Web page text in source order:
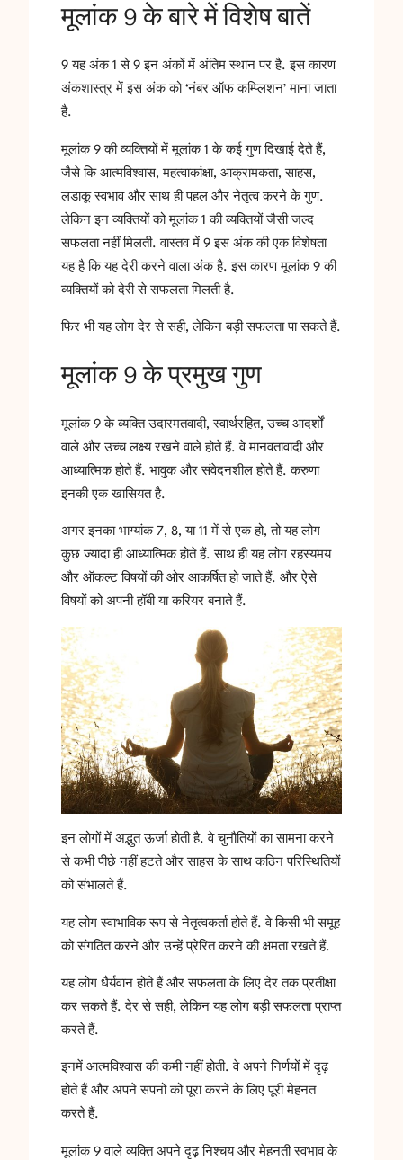
मूलांक 9 के बारे में विशेष बातें
9 यह अंक 1 से 9 इन अंकों में अंतिम स्थान पर है. इस कारण
अंकशास्त्र में इस अंक को ‘नंबर ऑफ कम्प्लिशन’ माना जाता
है.
मूलांक 9 की व्यक्तियों में मूलांक 1 के कई गुण दिखाई देते हैं,
जैसे कि आत्मविश्वास, महत्वाकांक्षा, आक्रामकता, साहस,
लडाकू स्वभाव और साथ ही पहल और नेतृत्व करने के गुण.
लेकिन इन व्यक्तियों को मूलांक 1 की व्यक्तियों जैसी जल्द
सफलता नहीं मिलती. वास्तव में 9 इस अंक की एक विशेषता
यह है कि यह देरी करने वाला अंक है. इस कारण मूलांक 9 की
व्यक्तियों को देरी से सफलता मिलती है.
फिर भी यह लोग देर से सही, लेकिन बड़ी सफलता पा सकते हैं.
मूलांक 9 के प्रमुख गुण
मूलांक 9 के व्यक्ति उदारमतवादी, स्वार्थरहित, उच्च आदर्शों
वाले और उच्च लक्ष्य रखने वाले होते हैं. वे मानवतावादी और
आध्यात्मिक होते हैं. भावुक और संवेदनशील होते हैं. करुणा
इनकी एक खासियत है.
अगर इनका भाग्यांक 7, 8, या 11 में से एक हो, तो यह लोग
कुछ ज्यादा ही आध्यात्मिक होते हैं. साथ ही यह लोग रहस्यमय
और ऑकल्ट विषयों की ओर आकर्षित हो जाते हैं. और ऐसे
विषयों को अपनी हॉबी या करियर बनाते हैं.
इन लोगों में अद्भुत ऊर्जा होती है. वे चुनौतियों का सामना करने
से कभी पीछे नहीं हटते और साहस के साथ कठिन परिस्थितियों
को संभालते हैं.
यह लोग स्वाभाविक रूप से नेतृत्वकर्ता होते हैं. वे किसी भी समूह
को संगठित करने और उन्हें प्रेरित करने की क्षमता रखते हैं.
यह लोग धैर्यवान होते हैं और सफलता के लिए देर तक प्रतीक्षा
कर सकते हैं. देर से सही, लेकिन यह लोग बड़ी सफलता प्राप्त
करते हैं.
इनमें आत्मविश्वास की कमी नहीं होती. वे अपने निर्णयों में दृढ़
होते हैं और अपने सपनों को पूरा करने के लिए पूरी मेहनत
करते हैं.
मूलांक 9 वाले व्यक्ति अपने दृढ़ निश्चय और मेहनती स्वभाव के